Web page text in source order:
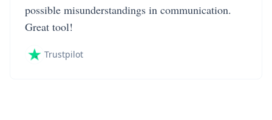
possible misunderstandings in communication.
Great tool!
Trustpilot